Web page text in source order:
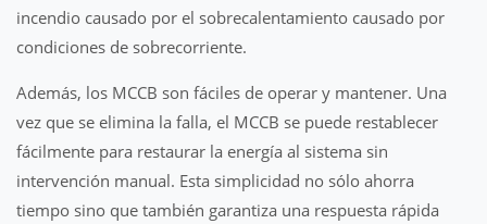
incendio causado por el sobrecalentamiento causado por
condiciones de sobrecorriente.
Además, los MCCB son fáciles de operar y mantener. Una
vez que se elimina la falla, el MCCB se puede restablecer
fácilmente para restaurar la energía al sistema sin
intervención manual. Esta simplicidad no sólo ahorra
tiempo sino que también garantiza una respuesta rápida